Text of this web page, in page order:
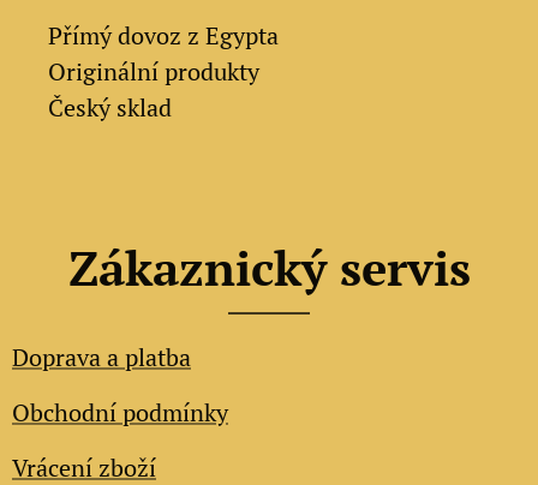
Přímý dovoz z Egypta
Originální produkty
✔ Český sklad
Zákaznický servis
Doprava a platba
Obchodní podmínky
Vrácení zboží